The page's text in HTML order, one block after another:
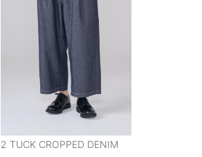
2 TUCK CROPPED DENIM